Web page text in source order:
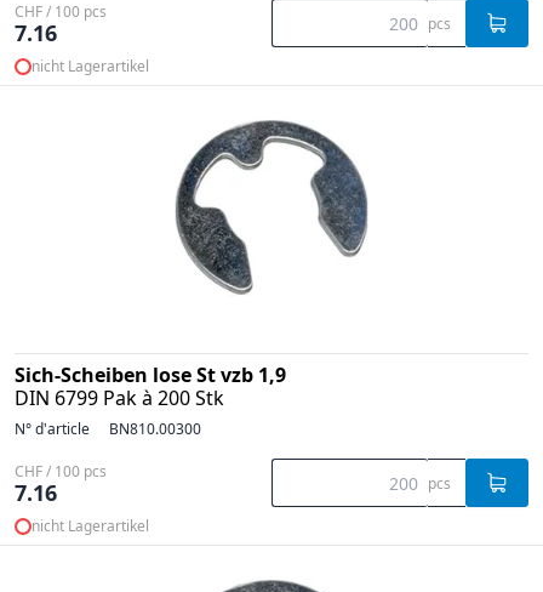
CHF / 100 pcs
7.16 pcs
nicht Lagerartikel
Sich-Scheiben lose St vzb 1,9
DIN 6799 Pak à 200 Stk
N° d'article BN810.00300
CHF / 100 pcs
7.16 pcs
nicht Lagerartikel